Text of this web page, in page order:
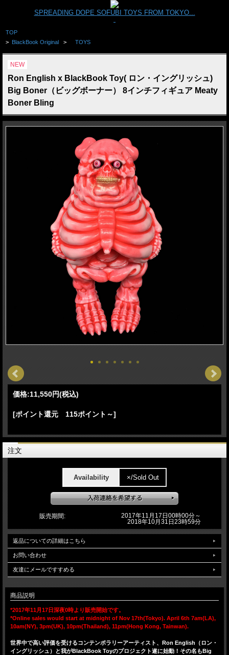
SPREADING DOPE SOFUBI TOYS FROM TOKYO...
TOP
> BlackBook Original > TOYS
NEW
Ron English x BlackBook Toy( ロン・イングリッシュ)
Big Boner（ビッグボーナー） 8インチフィギュア Meaty
Boner Bling
価格:11,550円(税込)
[ポイント還元 115ポイント～]
注文
Availability ×/Sold Out
販売期間:
2017年11月17日00時00分～
2018年10月31日23時59分
返品についての詳細はこちら
お問い合わせ
友達にメールですすめる
商品説明
*2017年11月17日深夜0時より販売開始です。
*Online sales would start at midnight of Nov 17th(Tokyo). April 6th 7am(LA),
10am(NY), 3pm(UK), 10pm(Thailand), 11pm(Hong Kong, Tainwan).
世界中で高い評価を受けるコンテンポラリーアーティスト、Ron English（ロン・
イングリッシュ）と我がBlackBook Toyのプロジェクト遂に始動！その名もBig